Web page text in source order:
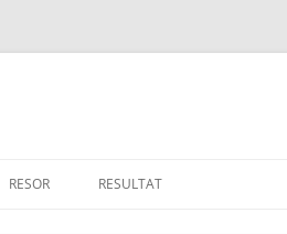
RESOR RESULTAT